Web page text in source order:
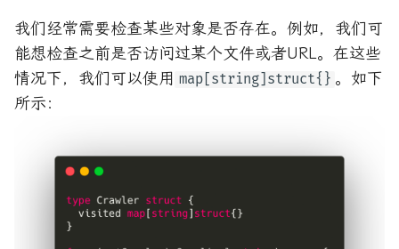
我们经常需要检查某些对象是否存在。例如，我们可
能想检查之前是否访问过某个文件或者URL。在这些
情况下，我们可以使用 map[string]struct{} 。如下
所示：